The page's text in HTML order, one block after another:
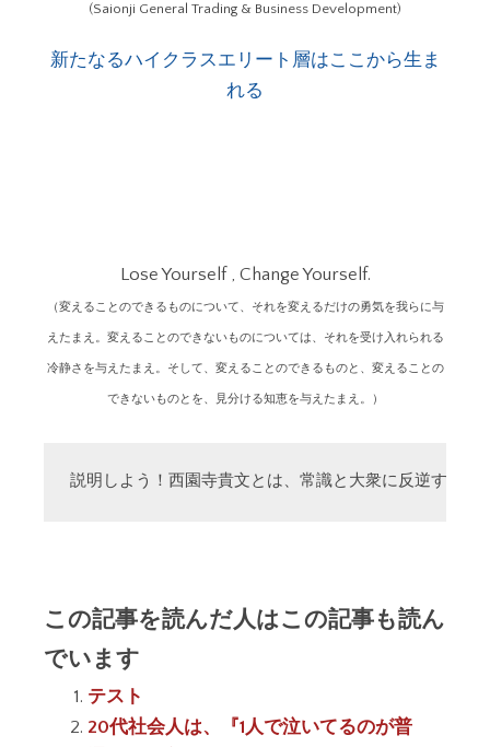
(Saionji General Trading & Business Development)
新たなるハイクラスエリート層はここから生ま
れる
Lose Yourself , Change Yourself.
（変えることのできるものについて、それを変えるだけの勇気を我らに与
えたまえ。変えることのできないものについては、それを受け入れられる
冷静さを与えたまえ。そして、変えることのできるものと、変えることの
できないものとを、見分ける知恵を与えたまえ。）
説明しよう！西園寺貴文とは、常識と大衆に反逆する
この記事を読んだ人はこの記事も読ん
でいます
テスト
20代社会人は、『1人で泣いてるのが普